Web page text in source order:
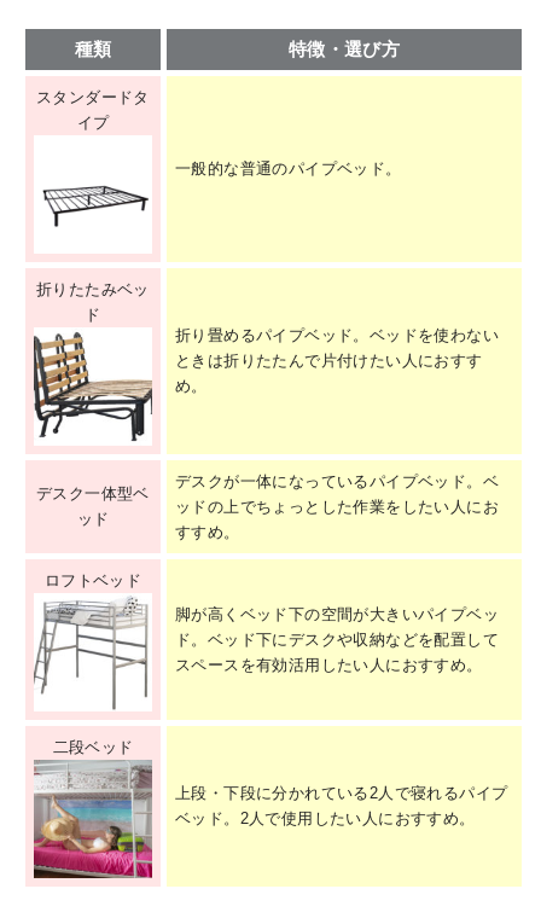
種類 特徴・選び方
スタンダードタ
イプ
一般的な普通のパイプベッド。
折りたたみベッ
ド
折り畳めるパイプベッド。ベッドを使わない
ときは折りたたんで片付けたい人におすす
め。
デスク一体型ベ
ッド
デスクが一体になっているパイプベッド。ベ
ッドの上でちょっとした作業をしたい人にお
すすめ。
ロフトベッド
脚が高くベッド下の空間が大きいパイプベッ
ド。ベッド下にデスクや収納などを配置して
スペースを有効活用したい人におすすめ。
二段ベッド
上段・下段に分かれている2人で寝れるパイプ
ベッド。2人で使用したい人におすすめ。